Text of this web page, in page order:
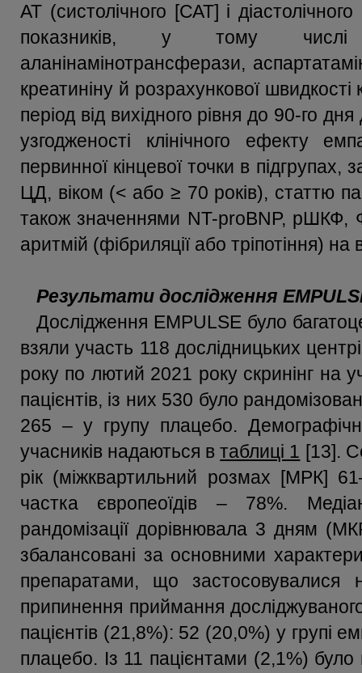
АТ (систолічного [САТ] і
показників, у тому числі
аланінамінотрансферази,
креатиніну й розрахункової
період від вихідного рівня до 90-го
узгодженості клінічного ефекту
первинної кінцевої точки в підгрупах,
ЦД, віком (< або ≥ 70 років), статтю
також значеннями NT-proBNP, рШКФ,
аритмій (фібриляції або тріпотіння) на
Результати дослідження
Дослідження EMPULSE було
взяли участь 118 дослідницьких
року по лютий 2021 року скринінг на
пацієнтів, із них 530 було
265 – у групу плацебо.
учасників надаються втаблиці 1 [13].
рік (міжквартильний розмах [МРК]
частка європеоїдів – 78%.
рандомізації дорівнювала 3 дням
збалансовані за основними
препаратами, що застосовувалися
припинення приймання
пацієнтів (21,8%): 52 (20,0%) у групі
плацебо. Із 11 пацієнтами (2,1%)